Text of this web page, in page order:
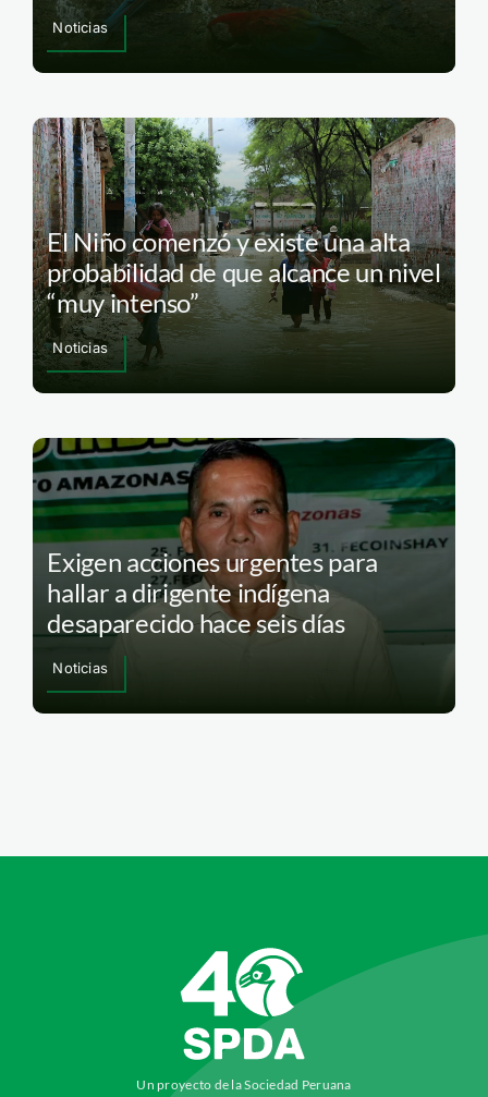
Noticias
El Niño comenzó y existe una alta
probabilidad de que alcance un nivel
“muy intenso”
Noticias
Exigen acciones urgentes para
hallar a dirigente indígena
desaparecido hace seis días
Noticias
Un proyecto de la Sociedad Peruana